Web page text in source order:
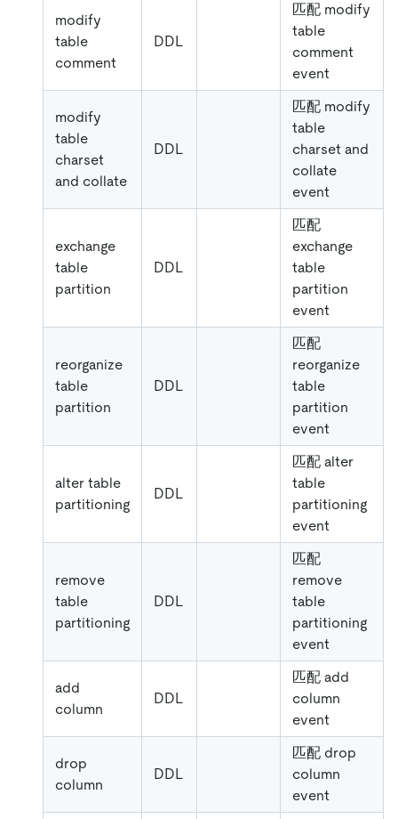
modify
table
comment
DDL
匹配 modify
table
comment
event
modify
table
charset
and collate
DDL
匹配 modify
table
charset and
collate
event
exchange
table
partition
DDL
匹配
exchange
table
partition
event
reorganize
table
partition
DDL
匹配
reorganize
table
partition
event
alter table
partitioning
DDL
匹配 alter
table
partitioning
event
remove
table
partitioning
DDL
匹配
remove
table
partitioning
event
add
column
DDL
匹配 add
column
event
drop
column
DDL
匹配 drop
column
event